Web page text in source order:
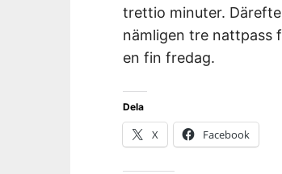
trettio minuter.
nämligen tre nattpass
en fin fredag.
Dela
X Facebook